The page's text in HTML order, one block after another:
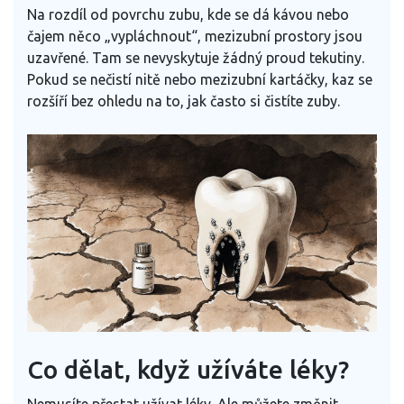
Na rozdíl od povrchu zubu, kde se dá kávou nebo
čajem něco „vypláchnout“, mezizubní prostory jsou
uzavřené. Tam se nevyskytuje žádný proud tekutiny.
Pokud se nečistí nitě nebo mezizubní kartáčky, kaz se
rozšíří bez ohledu na to, jak často si čistíte zuby.
Co dělat, když užíváte léky?